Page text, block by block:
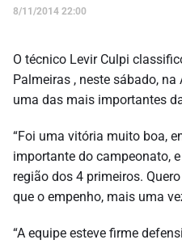
8/11/2014 22:00
O técnico Levir Culpi
Palmeiras , neste sábado,
uma das mais importantes
“Foi uma vitória muito boa,
importante do campeonato,
região dos 4 primeiros.
que o empenho, mais uma
“A equipe esteve firme